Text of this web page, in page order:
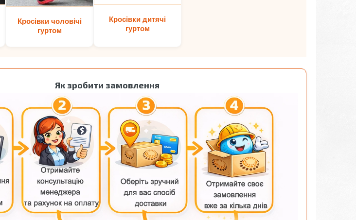
Кросівки чоловічі
гуртом
Кросівки дитячі
гуртом
Як зробити замовлення